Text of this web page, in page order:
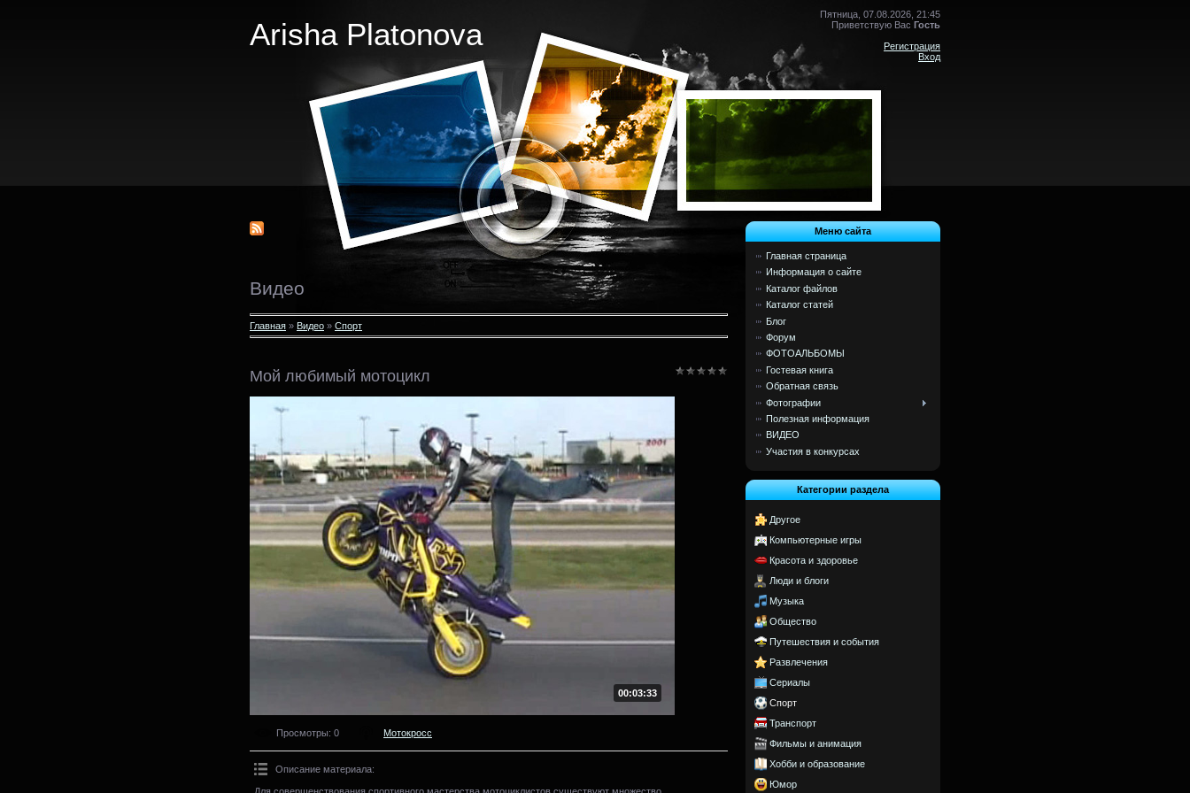
Arisha Platonova
Пятница, 07.08.2026, 21:45
Приветствую Вас Гость
Регистрация
Вход
Видео
Главная » Видео » Спорт
Мой любимый мотоцикл
00:03:33
Просмотры: 0 Мотокросс
Описание материала:
Для совершенствования спортивного мастерства мотоциклистов существуют множество
Меню сайта
Главная страница
Информация о сайте
Каталог файлов
Каталог статей
Блог
Форум
ФОТОАЛЬБОМЫ
Гостевая книга
Обратная связь
Фотографии
Полезная информация
ВИДЕО
Участия в конкурсах
Категории раздела
Другое
Компьютерные игры
Красота и здоровье
Люди и блоги
Музыка
Общество
Путешествия и события
Развлечения
Сериалы
Спорт
Транспорт
Фильмы и анимация
Хобби и образование
Юмор